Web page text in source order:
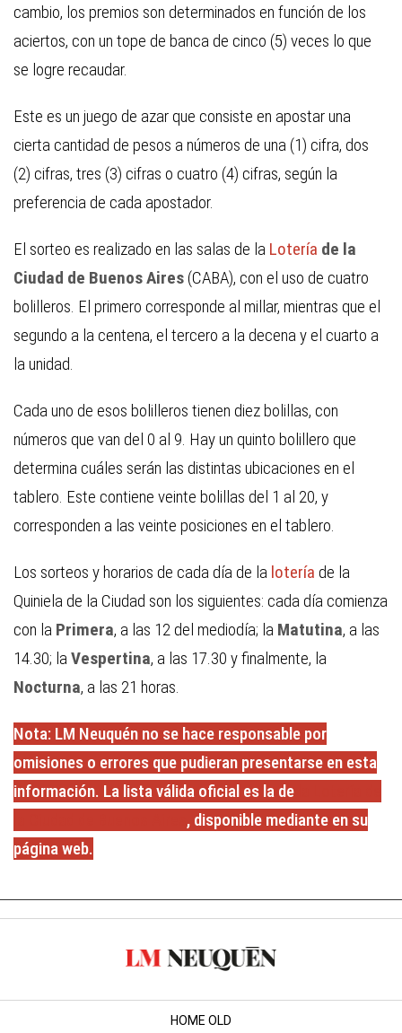
cambio, los premios son determinados en función de los
aciertos, con un tope de banca de cinco (5) veces lo que
se logre recaudar.
Este es un juego de azar que consiste en apostar una
cierta cantidad de pesos a números de una (1) cifra, dos
(2) cifras, tres (3) cifras o cuatro (4) cifras, según la
preferencia de cada apostador.
El sorteo es realizado en las salas de la Lotería de la
Ciudad de Buenos Aires (CABA), con el uso de cuatro
bolilleros. El primero corresponde al millar, mientras que el
segundo a la centena, el tercero a la decena y el cuarto a
la unidad.
Cada uno de esos bolilleros tienen diez bolillas, con
números que van del 0 al 9. Hay un quinto bolillero que
determina cuáles serán las distintas ubicaciones en el
tablero. Este contiene veinte bolillas del 1 al 20, y
corresponden a las veinte posiciones en el tablero.
Los sorteos y horarios de cada día de la lotería de la
Quiniela de la Ciudad son los siguientes: cada día comienza
con la Primera, a las 12 del mediodía; la Matutina, a las
14.30; la Vespertina, a las 17.30 y finalmente, la
Nocturna, a las 21 horas.
Nota: LM Neuquén no se hace responsable por
omisiones o errores que pudieran presentarse en esta
información. La lista válida oficial es la de
, disponible mediante en su
página web.
HOME OLD